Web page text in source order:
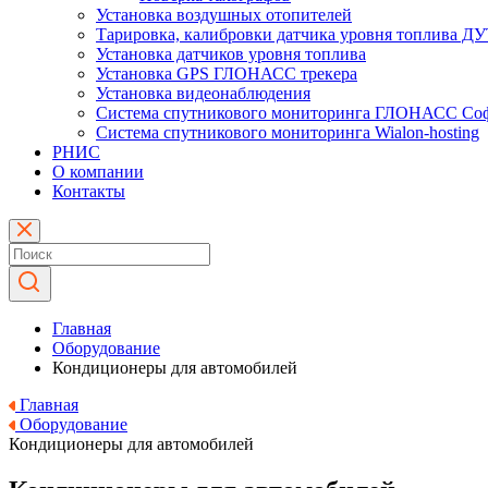
Установка воздушных отопителей
Тарировка, калибровки датчика уровня топлива
Установка датчиков уровня топлива
Установка GPS ГЛОНАСС трекера
Установка видеонаблюдения
Система спутникового мониторинга ГЛОНАСС
Система спутникового мониторинга Wialon-hosting
РНИС
О компании
Контакты
Главная
Оборудование
Кондиционеры для автомобилей
Главная
Оборудование
Кондиционеры для автомобилей